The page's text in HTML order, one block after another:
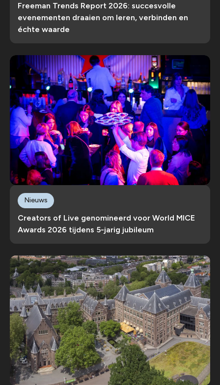
Freeman Trends Report 2026: succesvolle
evenementen draaien om leren, verbinden en
échte waarde
Creators of Live genomineerd voor World MICE
Awards 2026 tijdens 5-jarig jubileum
Nieuws